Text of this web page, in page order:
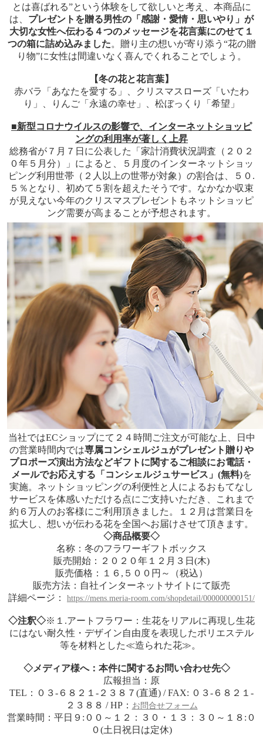
とは喜ばれる”という体験をして欲しいと考え、本商品に
は、 プレゼントを贈る男性の「感謝・愛情・思いやり」が
大切な女性へ伝わる４つのメッセージを花言葉にのせて１
つの箱に詰め込みました。贈り主の想いが寄り添う“花の贈
り物”に女性は間違いなく喜んでくれることでしょう。
【冬の花と花言葉】
赤バラ「あなたを愛する」、クリスマスローズ「いたわ
り」、りんご「永遠の幸せ」、松ぼっくり「希望」
■新型コロナウイルスの影響で、インターネットショッピ
ングの利用率が著しく上昇
総務省が７月７日に公表した「家計消費状況調査（２０２
０年５月分）」によると、５月度のインターネットショッ
ピング利用世帯（２人以上の世帯が対象）の割合は、５０.
５％となり、初めて５割を超えたそうです。なかなか収束
が見えない今年のクリスマスプレゼントもネットショッピ
ング需要が高まることが予想されます。
当社ではECショップにて２４時間ご注文が可能な上、日中
の営業時間内では専属コンシェルジュがプレゼント贈りや
プロポーズ演出方法などギフトに関するご相談にお電話・
メールでお応えする「コンシェルジュサービス」(無料)を
実施。ネットショッピングの利便性と人によるおもてなし
サービスを体感いただける点にご支持いただき、これまで
約６万人のお客様にご利用頂きました。１２月は営業日を
拡大し、想いが伝わる花を全国へお届けさせて頂きます。
◇商品概要◇
名称：冬のフラワーギフトボックス
販売開始：２０２０年１２月３日(木)
販売価格：１６,５００円～（税込）
販売方法：自社インターネットサイトにて販売
詳細ページ： https://mens.meria-room.com/shopdetail/000000000151/
◇注釈◇※１.アートフラワー：生花をリアルに再現し生花
にはない耐久性・デザイン自由度を表現したポリエステル
等を材料とした≪造られた花≫。
◇メディア様へ：本件に関するお問い合わせ先◇
広報担当：原
TEL：０３-６８２１-２３８７(直通) / FAX: ０３-６８２１-
２３８８ / HP： お問合せフォーム
営業時間：平日９:００～１２：３０・１３：３０～１８:０
０(土日祝日は定休)